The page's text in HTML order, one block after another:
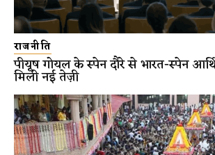
राजनीति
पीयूष गोयल के स्पेन दौरे से भारत-स्पेन
मिली नई तेज़ी